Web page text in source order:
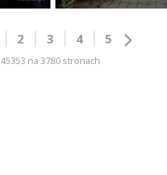
2 3 4 5
45353 na 3780 stronach